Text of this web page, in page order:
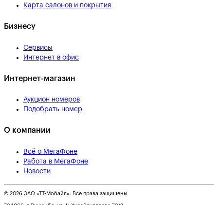
Карта салонов и покрытия
Бизнесу
Сервисы
Интернет в офис
Интернет-магазин
Аукцион номеров
Подобрать номер
О компании
Всё о МегаФоне
Работа в МегаФоне
Новости
© 2026 ЗАО «ТТ-Мобайл». Все права защищены